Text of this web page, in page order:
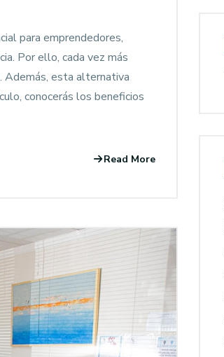
para emprendedores,
Por ello, cada vez más
Además, esta alternativa
conocerás los beneficios
Read More